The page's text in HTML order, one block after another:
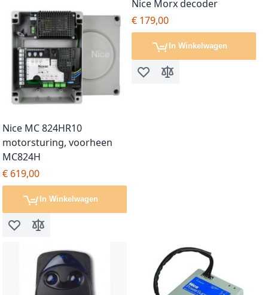
Nice MC 824HR10
motorsturing, voorheen
MC824H
€ 619,00
In Winkelwagen
Voeg toe aan verlanglijst
Toevoegen om te vergelijken
Nice Morx decoder
€ 179,00
In Winkelwagen
Voeg toe aan verlanglijst
Toevoegen om te